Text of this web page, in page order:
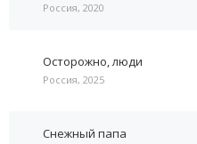
Россия, 2020
Осторожно, люди
Россия, 2025
Снежный папа